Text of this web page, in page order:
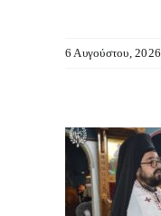
6 Αυγούστου, 2026